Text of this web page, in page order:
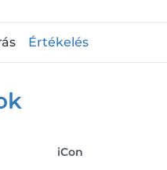
Értékelés
iCon